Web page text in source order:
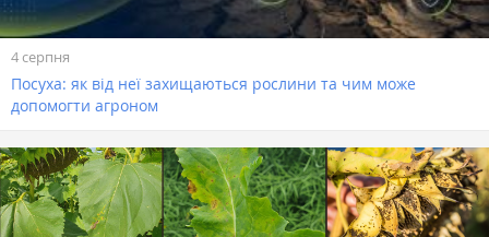
4 серпня
Посуха: як від неї захищаються рослини та чим може
допомогти агроном